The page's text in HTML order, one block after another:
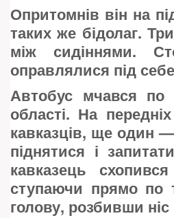
Опритомнів він на
таких же бідолаг.
між сидіннями.
оправлялися під
Автобус мчався по
області. На
кавказців, ще один
піднятися і
кавказець
ступаючи прямо по
голову, розбивши ніс